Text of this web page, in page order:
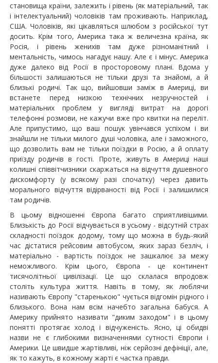
становища країни, залежить і рівень (як матеріальний, так
і інтелектуальний) чоловіків там проживають. Наприклад,
США. Чоловіків, які цікавляться шлюбом з російської тут
досить. Крім того, Америка така ж величезна країна, як
Росія, і рівень женихів там дуже різноманітний і
ментальність, чимось нагадує нашу. Але є і мінус. Америка
дуже далеко від Росії в просторовому плані. Вдома у
більшості залишаються не тільки друзі та знайомі, а й
близькі родичі. Так що, вийшовши заміж в Америці, ви
встанете перед низкою технічних незручностей і
матеріальних проблем у вигляді витрат на дорогі
телефонні розмови, не кажучи вже про квитки на переліт.
Але припустимо, що ваш пошук увінчався успіхом і ви
знайшли не тільки милого душі чоловіка, але і заможного,
що дозволить вам не тільки поїздки в Росію, а й оплату
приїзду родичів в гості. Проте, живуть в Америці наші
колишні співвітчизники скаржаться на відчуття душевного
дискомфорту (у всякому разі спочатку) через давить
морального відчуття відірваності від Росії і залишилися
там родичів.
В цьому відношенні Європа багато сприятливішими.
Близькість до Росії відчувається в усьому - відсутній страх
складності поїздок додому, тому що можна в будь-який
час дістатися рейсовим автобусом, яких зараз безліч, і
матеріально - вартість поїздок не зашкалює за межу
неможливого. Крім цього, Європа - це континент
тисячолітньої цивілізації. Це що склалася впродовж
століть культура життя. Навіть в тому, як люблячи
називають Європу "старенькою" чується відгомін рідного і
близького. Вона нам всім начебто загальна бабуся. А
Америку прийнято називати "диким заходом" і в цьому
понятті протягає холод і відчуженість. Ясно, ці обидві
назви не є глибокими визначеннями сутності Європи і
Америки. Це швидше жартівливі, ніж серйозні дефініції, але,
як то кажуть, в кожному жарті є частка правди.